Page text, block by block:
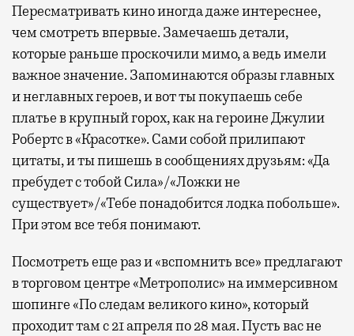
Пересматривать кино иногда даже интереснее,
чем смотреть впервые. Замечаешь детали,
которые раньше проскочили мимо, а ведь имели
важное значение. Запоминаются образы главных
и неглавных героев, и вот ты покупаешь себе
платье в крупный горох, как на героине Джулии
Робертс в «Красотке». Сами собой прилипают
цитаты, и ты пишешь в сообщениях друзьям: «Да
пребудет с тобой Сила»/«Ложки не
существует»/«Тебе понадобится лодка побольше».
При этом все тебя понимают.
Посмотреть еще раз и «вспомнить все» предлагают
в торговом центре «Метрополис» на иммерсивном
шопинге «По следам великого кино», который
проходит там с 21 апреля по 28 мая. Пусть вас не